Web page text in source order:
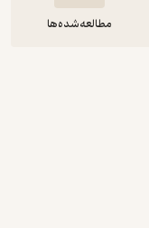
مطالعه‌شده‌ها